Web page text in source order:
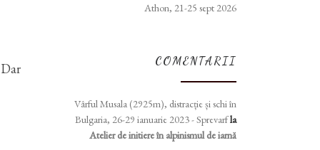
Athon, 21-25 sept 2026
COMENTARII
Vârful Musala (2925m), distracție și schi în
Bulgaria, 26-29 ianuarie 2023 - Sprevarfla
Atelier de initiere în alpinismul de iarnă